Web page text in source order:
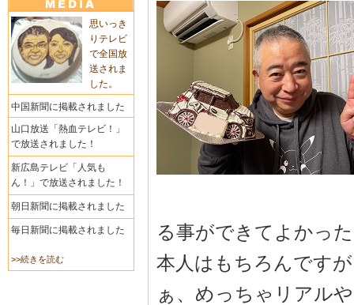
思いっき
りテレビ
で全国放
送されま
した。
中国新聞に掲載されました
山口放送「熱血テレビ！」
で放送されました！
新広島テレビ「人気も
ん！」で放送されました！
朝日新聞に掲載されました
毎日新聞に掲載されました
>>続きを読む
る事ができてよかっ
本人はもちろんです
ぁ、めっちゃリアル